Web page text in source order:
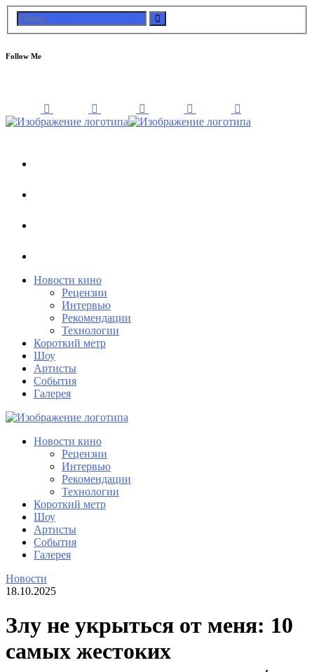
Follow Me
Новости кино
Рецензии
Интервью
Рекомендации
Технологии
Короткий метр
Шоу
Артисты
События
Галерея
Новости кино
Рецензии
Интервью
Рекомендации
Технологии
Короткий метр
Шоу
Артисты
События
Галерея
Новости
18.10.2025
Злу не укрыться от меня: 10
самых жестоких